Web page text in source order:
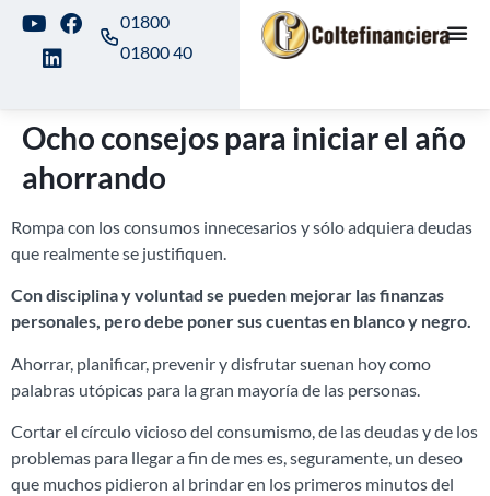
01800
01800 40
Ocho consejos para iniciar el año
ahorrando
Rompa con los consumos innecesarios y sólo adquiera deudas
que realmente se justifiquen.
Con disciplina y voluntad se pueden mejorar las finanzas
personales, pero debe poner sus cuentas en blanco y negro.
Ahorrar, planificar, prevenir y disfrutar suenan hoy como
palabras utópicas para la gran mayoría de las personas.
Cortar el círculo vicioso del consumismo, de las deudas y de los
problemas para llegar a fin de mes es, seguramente, un deseo
que muchos pidieron al brindar en los primeros minutos del